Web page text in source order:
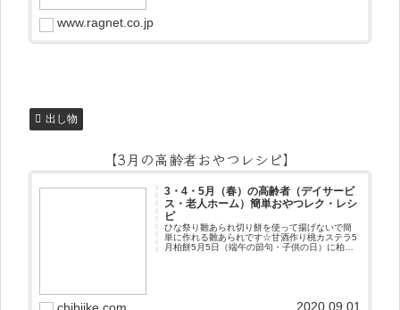
www.ragnet.co.jp
出し物
【3月の高齢者おやつレシピ】
3・4・5月（春）の高齢者（デイサービ
ス・老人ホーム）簡単おやつレク・レシ
ピ
ひな祭り雛あられ切り餅を使って揚げないで簡
単に作れる雛あられです☆甘酒作り桃カステラ5
月柏餅5月5日（端午の節句・子供の日）に柏餅
2020.09.01